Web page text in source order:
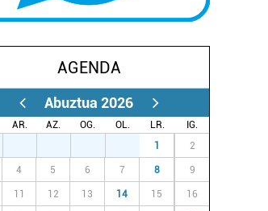
AGENDA
Abuztua 2026
AR. AZ. OG. OL. LR.
IG.
1 2
4 5 6 7 8 9
11 12 13 14 15 16